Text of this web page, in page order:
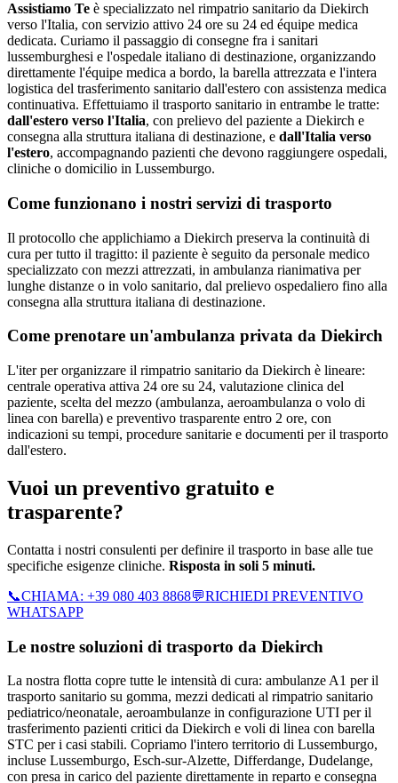
Assistiamo Te è specializzato nel rimpatrio sanitario da Diekirch
verso l'Italia, con servizio attivo 24 ore su 24 ed équipe medica
dedicata. Curiamo il passaggio di consegne fra i sanitari
lussemburghesi e l'ospedale italiano di destinazione, organizzando
direttamente l'équipe medica a bordo, la barella attrezzata e l'intera
logistica del trasferimento sanitario dall'estero con assistenza medica
continuativa. Effettuiamo il trasporto sanitario in entrambe le tratte:
dall'estero verso l'Italia, con prelievo del paziente a Diekirch e
consegna alla struttura italiana di destinazione, e dall'Italia verso
l'estero, accompagnando pazienti che devono raggiungere ospedali,
cliniche o domicilio in Lussemburgo.
Come funzionano i nostri servizi di trasporto
Il protocollo che applichiamo a Diekirch preserva la continuità di
cura per tutto il tragitto: il paziente è seguito da personale medico
specializzato con mezzi attrezzati, in ambulanza rianimativa per
lunghe distanze o in volo sanitario, dal prelievo ospedaliero fino alla
consegna alla struttura italiana di destinazione.
Come prenotare un'ambulanza privata da Diekirch
L'iter per organizzare il rimpatrio sanitario da Diekirch è lineare:
centrale operativa attiva 24 ore su 24, valutazione clinica del
paziente, scelta del mezzo (ambulanza, aeroambulanza o volo di
linea con barella) e preventivo trasparente entro 2 ore, con
indicazioni su tempi, procedure sanitarie e documenti per il trasporto
dall'estero.
Vuoi un preventivo gratuito e
trasparente?
Contatta i nostri consulenti per definire il trasporto in base alle tue
specifiche esigenze cliniche. Risposta in soli 5 minuti.
📞CHIAMA: +39 080 403 8868💬RICHIEDI PREVENTIVO
WHATSAPP
Le nostre soluzioni di trasporto da Diekirch
La nostra flotta copre tutte le intensità di cura: ambulanze A1 per il
trasporto sanitario su gomma, mezzi dedicati al rimpatrio sanitario
pediatrico/neonatale, aeroambulanze in configurazione UTI per il
trasferimento pazienti critici da Diekirch e voli di linea con barella
STC per i casi stabili. Copriamo l'intero territorio di Lussemburgo,
incluse Lussemburgo, Esch-sur-Alzette, Differdange, Dudelange,
con presa in carico del paziente direttamente in reparto e consegna